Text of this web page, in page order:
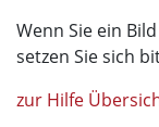
Wenn Sie ein
setzen Sie sich
zur Hilfe